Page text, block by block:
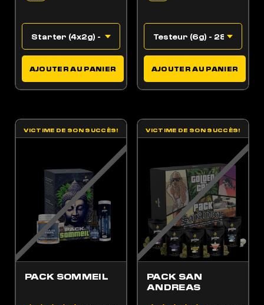
AJOUTER AU PANIER AJOUTER AU PANIER
PACK SOMMEIL
VICTIME DE SON SUCCÈS!
OPTIONS PEUVENT ÊTRE CHOISIES SUR LA PAGE DU PRODUIT
PACK SAN
ANDREAS
VICTIME DE SON SUCCÈS!
PRODUIT A PLUSIEURS VARIATIONS. LES OPTIONS PEUVENT ÊTRE CHOISIES SUR LA